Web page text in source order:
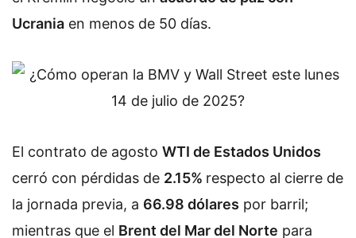
Ucrania en menos de 50 días.
El contrato de agosto WTI de Estados Unidos
cerró con pérdidas de 2.15% respecto al cierre de
la jornada previa, a 66.98 dólares por barril;
mientras que el Brent del Mar del Norte para